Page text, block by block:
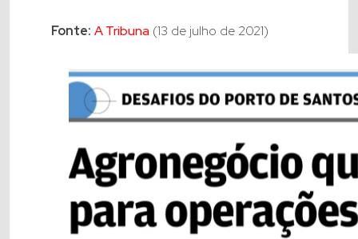
Fonte: A Tribuna (13 de julho de 2021)